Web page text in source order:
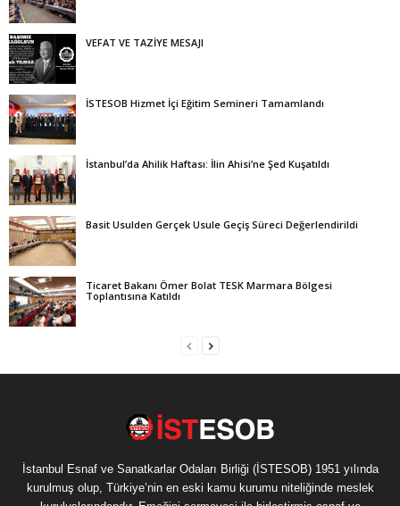
VEFAT VE TAZİYE MESAJI
İSTESOB Hizmet İçi Eğitim Semineri Tamamlandı
İstanbul’da Ahilik Haftası: İlin Ahisi’ne Şed Kuşatıldı
Basit Usulden Gerçek Usule Geçiş Süreci Değerlendirildi
Ticaret Bakanı Ömer Bolat TESK Marmara Bölgesi
Toplantısına Katıldı
İstanbul Esnaf ve Sanatkarlar Odaları Birliği (İSTESOB) 1951 yılında
kurulmuş olup, Türkiye’nin en eski kamu kurumu niteliğinde meslek